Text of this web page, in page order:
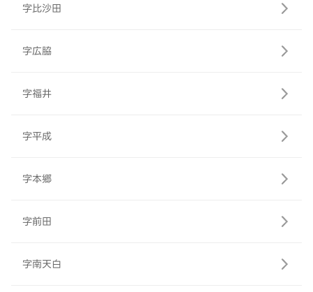
字比沙田
字広脇
字福井
字平成
字本郷
字前田
字南天白